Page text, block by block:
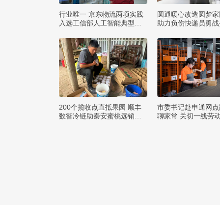
行业唯一 京东物流两项实践
入选工信部人工智能典型案
圆通暖心改造圆梦
助力负伤快递员勇
200个揽收点直抵果园 顺丰
数智冷链助秦安蜜桃远销四
市委书记赴申通网
聊家常 关切一线劳